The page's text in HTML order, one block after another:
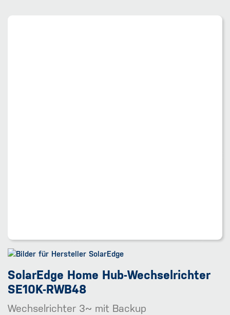
SolarEdge Home Hub-Wechselrichter
SE10K-RWB48
Wechselrichter 3~ mit Backup